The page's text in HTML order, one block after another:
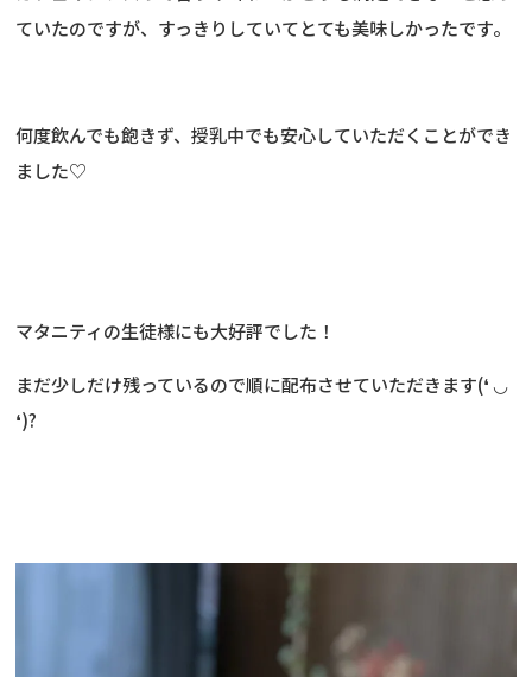
ていたのですが、すっきりしていてとても美味しかったです。
何度飲んでも飽きず、授乳中でも安心していただくことができ
ました♡
マタニティの生徒様にも大好評でした！
まだ少しだけ残っているので順に配布させていただきます(❛ ◡
❛)?